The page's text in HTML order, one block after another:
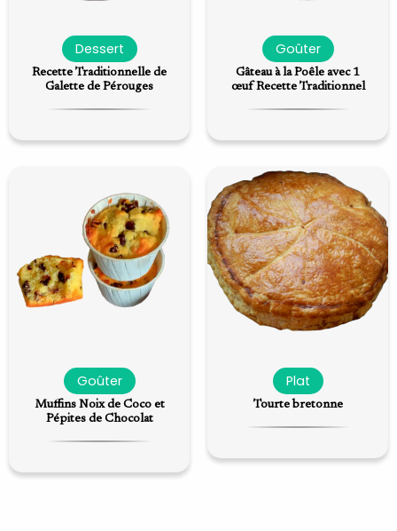
Dessert
Recette Traditionnelle de
Galette de Pérouges
Goûter
Gâteau à la Poêle avec 1
œuf Recette Traditionnel
Goûter
Muffins Noix de Coco et
Pépites de Chocolat
Plat
Tourte bretonne